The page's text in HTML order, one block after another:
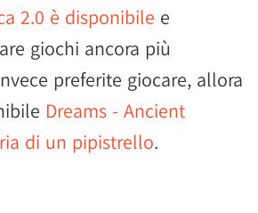
2.0 è disponibile e
giochi ancora più
preferite giocare, allora
Dreams - Ancient
di un pipistrello.